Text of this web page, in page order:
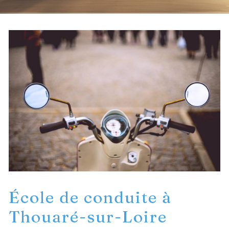
École de conduite à
Thouaré-sur-Loire